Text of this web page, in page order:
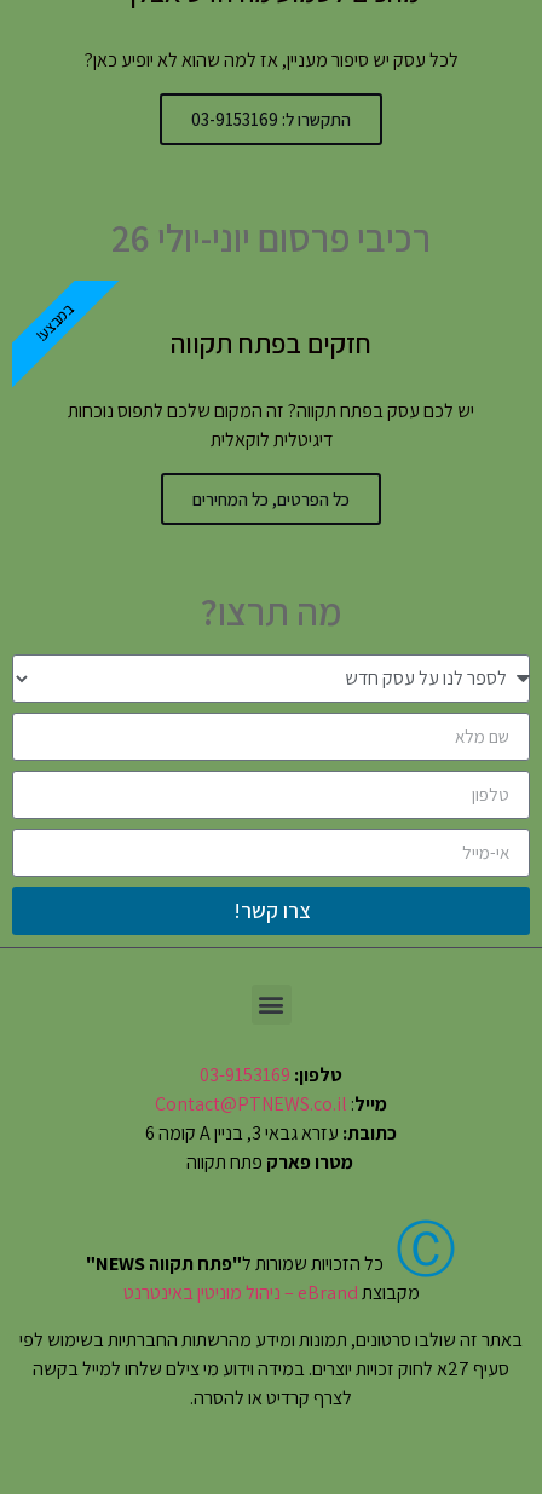
לכל עסק יש סיפור מעניין, אז למה שהוא לא יופיע כאן?
התקשרו ל: 03-9153169
רכיבי פרסום יוני-יולי 26
חזקים בפתח תקווה
יש לכם עסק בפתח תקווה? זה המקום שלכם לתפוס נוכחות
דיגיטלית לוקאלית
כל הפרטים, כל המחירים
במבצע!
מה תרצו?
צרו קשר!
טלפון: 03-9153169
מייל:
Contact@PTNEWS.co.il
כתובת: עזרא גבאי 3, בניין A קומה 6
מטרו פארק פתח תקווה
Ⓒ כל הזכויות שמורות ל"פתח תקווה NEWS"
מקבוצתeBrand – ניהול מוניטין באינטרנט
באתר זה שולבו סרטונים, תמונות ומידע מהרשתות החברתיות בשימוש לפי
סעיף 27א לחוק זכויות יוצרים. במידה וידוע מי צילם שלחו למייל בקשה
לצרף קרדיט או להסרה.